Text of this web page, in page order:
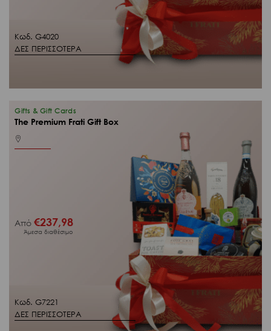
Κωδ. G4020
ΔΕΣ ΠΕΡΙΣΣΟΤΕΡΑ
Κωδ. G7221
ΔΕΣ ΠΕΡΙΣΣΟΤΕΡΑ
Gifts & Gift Cards
The Premium Frati Gift Box
Από€237,98
Άμεσα διαθέσιμο